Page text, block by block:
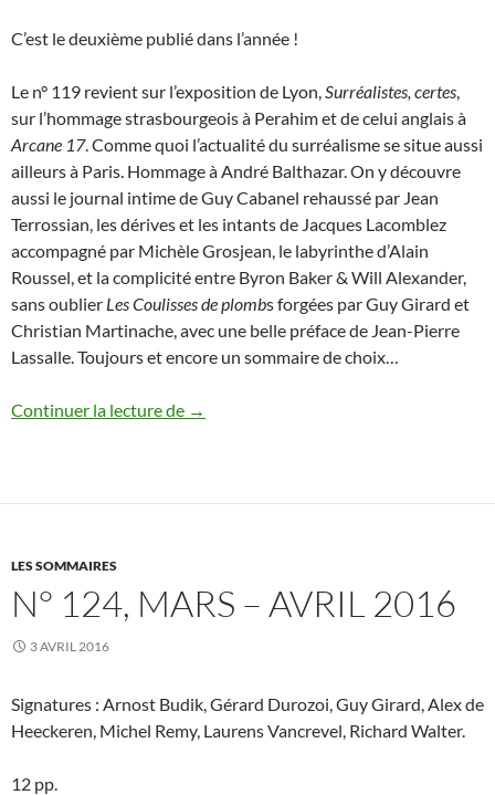
C’est le deuxième publié dans l’année !
Le n° 119 revient sur l’exposition de Lyon,Surréalistes, certes,
sur l’hommage strasbourgeois à Perahim et de celui anglais à
Arcane 17. Comme quoi l’actualité du surréalisme se situe aussi
ailleurs à Paris. Hommage à André Balthazar. On y découvre
aussi le journal intime de Guy Cabanel rehaussé par Jean
Terrossian, les dérives et les intants de Jacques Lacomblez
accompagné par Michèle Grosjean, le labyrinthe d’Alain
Roussel, et la complicité entre Byron Baker & Will Alexander,
sans oublier Les Coulisses de plombs forgées par Guy Girard et
Christian Martinache, avec une belle préface de Jean-Pierre
Lassalle. Toujours et encore un sommaire de choix…
Continuer la lecture de Début du printemps 2016
→
LES SOMMAIRES
N° 124, MARS – AVRIL 2016
3 AVRIL 2016
Signatures : Arnost Budik, Gérard Durozoi, Guy Girard, Alex de
Heeckeren, Michel Remy, Laurens Vancrevel, Richard Walter.
12 pp.